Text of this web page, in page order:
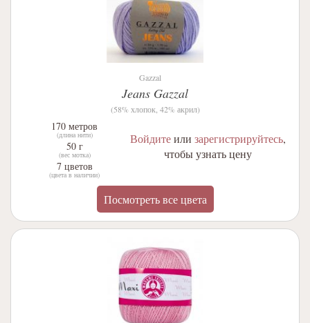
Gazzal
Jeans Gazzal
(58% хлопок, 42% акрил)
170 метров
(длина нити)
50 г
(вес мотка)
7 цветов
(цвета в наличии)
Войдитеили зарегистрируйтесь,
чтобы узнать цену
Посмотреть все цвета